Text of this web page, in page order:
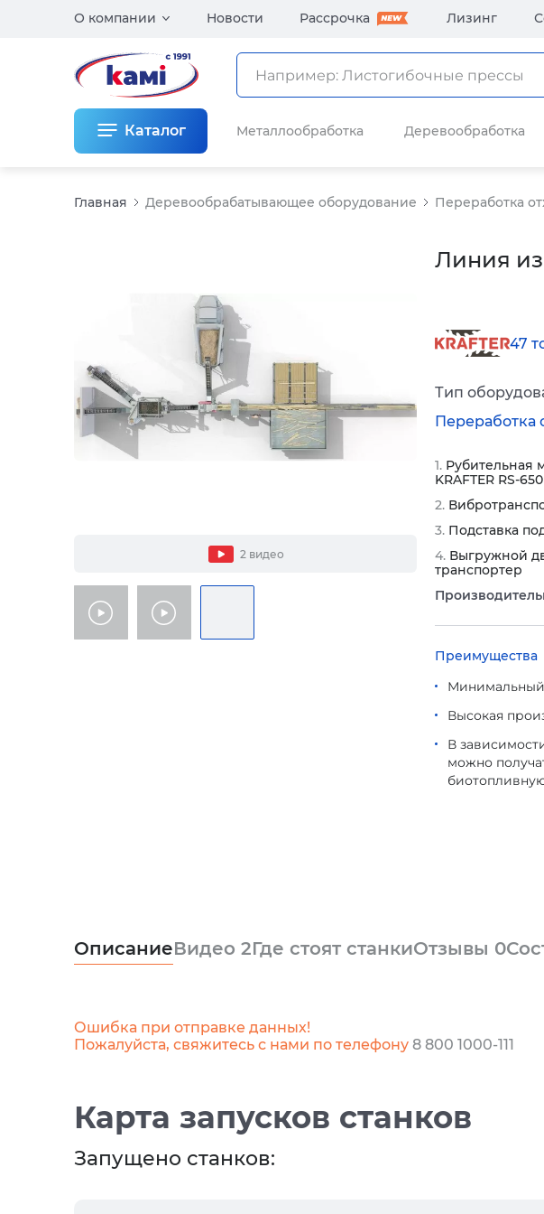
О компании Новости Рассрочка Лизинг
Каталог Металлообработка Деревообработка
Главная Деревообрабатывающее оборудование Переработка
Линия
2 видео
47
Тип
Переработка
Рубительная
KRAFTER RS-650
Подставка
Выгружной
транспортер
Преимущества
Высокая
В
можно
ОписаниеВидео 2Где стоят станкиОтзывы 0
Ошибка при отправке данных!
Пожалуйста, свяжитесь с нами по телефону 8 800 1000-111
Карта запусков станков
Запущено станков: